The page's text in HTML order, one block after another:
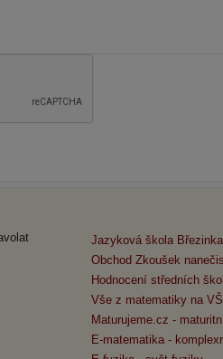
Jazyková škola Březinka
Obchod Zkoušek
Hodnocení středních
Vše z matematiky na
Maturujeme.cz -
E-matematika -